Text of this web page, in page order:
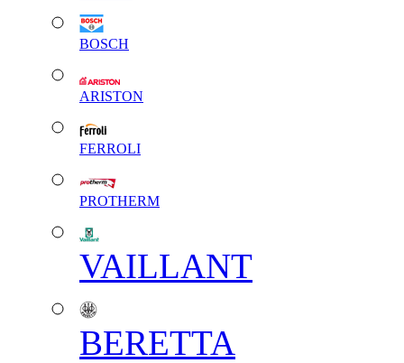
BOSCH
ARISTON
FERROLI
PROTHERM
VAILLANT
BERETTA